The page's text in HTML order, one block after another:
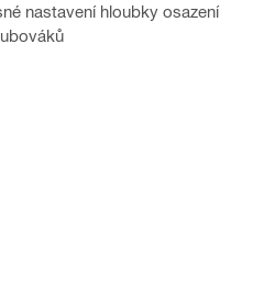
nastavení hloubky osazení